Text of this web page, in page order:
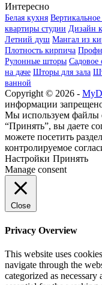
Интересно
Белая кухня
квартиры студии Дизайн
Летний душ Мангал из
Плотность кирпича
Рулонные шторы Садовое
на даче Шторы для зала
ванной
Copyright © 2026 -
информации
Мы используем файлы
“Принять”, вы даете
можете посетить
контролируемое
Настройки Принять
Manage consent
Close
Privacy Overview
This website uses
navigate through the
categorized as